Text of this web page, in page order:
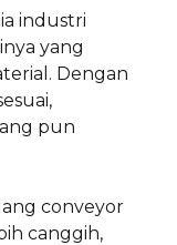
industri
yang
Dengan
pun
conveyor
canggih,